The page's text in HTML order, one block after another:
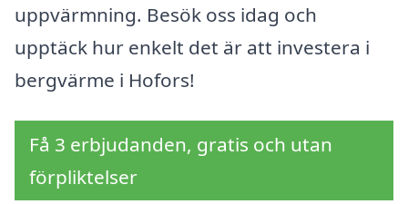
uppvärmning. Besök oss idag och
upptäck hur enkelt det är att investera i
bergvärme i Hofors!
Få 3 erbjudanden, gratis och utan
förpliktelser